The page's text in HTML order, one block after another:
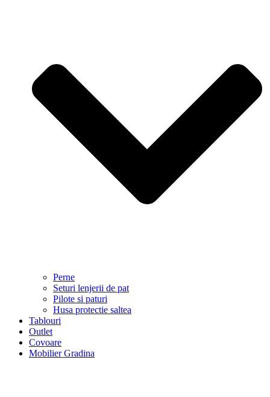
Perne
Seturi lenjerii de pat
Pilote si paturi
Husa protectie saltea
Tablouri
Outlet
Covoare
Mobilier Gradina